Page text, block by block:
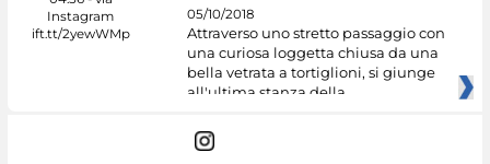
05/10/2018
Attraverso uno stretto passaggio con
una curiosa loggetta chiusa da una
bella vetrata a tortiglioni, si giunge
all'ultima stanza della